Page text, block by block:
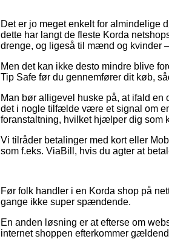
Det er jo meget enkelt for almindelige
dette har langt de fleste Korda
drenge, og ligeså til mænd og kvinder
Men det kan ikke desto mindre blive
Tip Safe før du gennemfører dit køb,
Man bør alligevel huske på, at ifald
det i nogle tilfælde være et signal om
foranstaltning, hvilket hjælper dig som
Vi tilråder betalinger med kort eller
som f.eks. ViaBill, hvis du agter at
Før folk handler i en Korda shop på
gange ikke super spændende.
En anden løsning er at efterse om
internet shoppen efterkommer